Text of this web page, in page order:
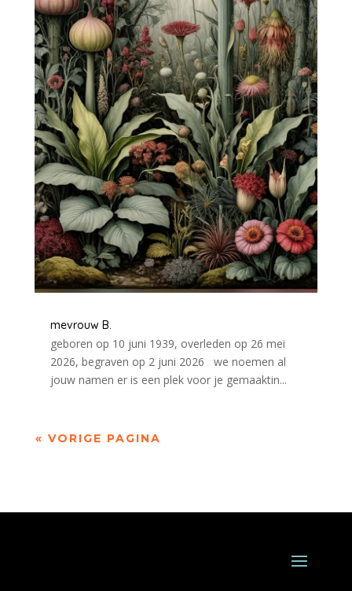
mevrouw B.
geboren op 10 juni 1939, overleden op 26 mei
2026, begraven op 2 juni 2026 we noemen al
jouw namen er is een plek voor je gemaaktin...
« VORIGE PAGINA